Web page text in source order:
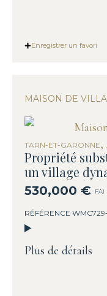
Enregistrer un favori
MAISON DE
TARN-ET-GARONNE,
Propriété
un village
530,000 € FAI
RÉFÉRENCE
Plus de détails